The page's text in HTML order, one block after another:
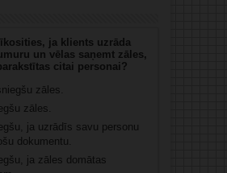
ja klients uzrāda
un vēlas saņemt zāles,
citai personai?
zāles.
zāles.
ja uzrādīs savu personu
dokumentu.
ja zāles domātas